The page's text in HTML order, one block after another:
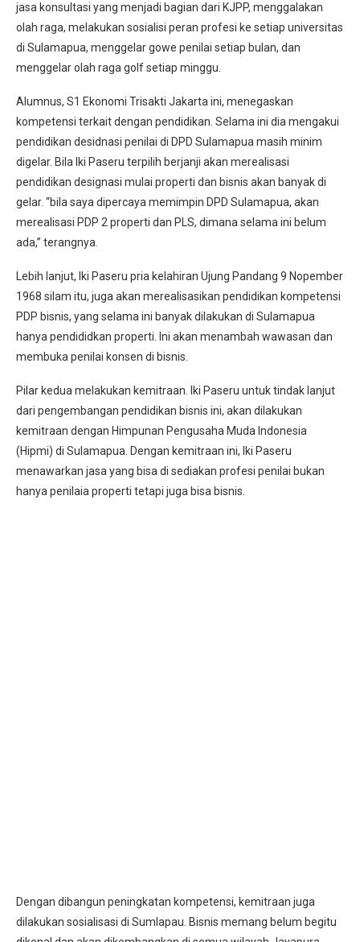
jasa konsultasi yang menjadi bagian dari KJPP, menggalakan
olah raga, melakukan sosialisi peran profesi ke setiap universitas
di Sulamapua, menggelar gowe penilai setiap bulan, dan
menggelar olah raga golf setiap minggu.
Alumnus, S1 Ekonomi Trisakti Jakarta ini, menegaskan
kompetensi terkait dengan pendidikan. Selama ini dia mengakui
pendidikan desidnasi penilai di DPD Sulamapua masih minim
digelar. Bila Iki Paseru terpilih berjanji akan merealisasi
pendidikan designasi mulai properti dan bisnis akan banyak di
gelar. “bila saya dipercaya memimpin DPD Sulamapua, akan
merealisasi PDP 2 properti dan PLS, dimana selama ini belum
ada,” terangnya.
Lebih lanjut, Iki Paseru pria kelahiran Ujung Pandang 9 Nopember
1968 silam itu, juga akan merealisasikan pendidikan kompetensi
PDP bisnis, yang selama ini banyak dilakukan di Sulamapua
hanya pendididkan properti. Ini akan menambah wawasan dan
membuka penilai konsen di bisnis.
Pilar kedua melakukan kemitraan. Iki Paseru untuk tindak lanjut
dari pengembangan pendidikan bisnis ini, akan dilakukan
kemitraan dengan Himpunan Pengusaha Muda Indonesia
(Hipmi) di Sulamapua. Dengan kemitraan ini, Iki Paseru
menawarkan jasa yang bisa di sediakan profesi penilai bukan
hanya penilaia properti tetapi juga bisa bisnis.
Dengan dibangun peningkatan kompetensi, kemitraan juga
dilakukan sosialisasi di Sumlapau. Bisnis memang belum begitu